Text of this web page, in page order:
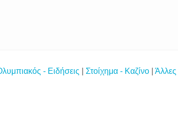
- Ειδήσεις Στοίχημα - Καζίνο Άλλες